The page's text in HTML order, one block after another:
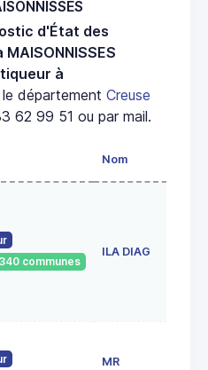
d'État des
à
département Creuse
62 99 51 ou par mail.
Nom
communes
ILA DIAG
MR